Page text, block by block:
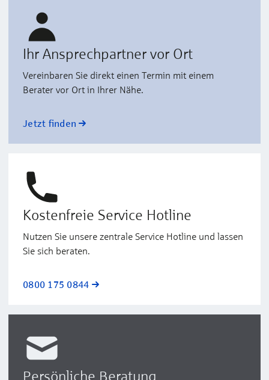
Ihr Ansprechpartner vor Ort
Vereinbaren Sie direkt einen Termin mit einem
Berater vor Ort in Ihrer Nähe.
Jetzt finden
Kostenfreie Service Hotline
Nutzen Sie unsere zentrale Service Hotline und lassen
Sie sich beraten.
0800 175 0844
Persönliche Beratung